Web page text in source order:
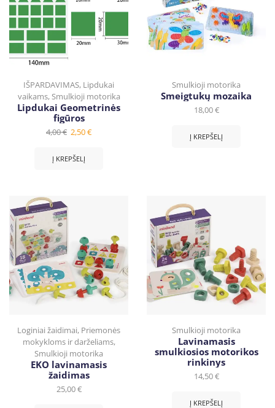
IŠPARDAVIMAS, Lipdukai
vaikams,Smulkioji motorika
Lipdukai Geometrinės
figūros
4,00€ 2,50€
Į KREPŠELĮ
Smulkioji motorika
Smeigtukų mozaika
18,00€
Į KREPŠELĮ
Loginiai žaidimai, Priemonės
mokykloms ir darželiams,
Smulkioji motorika
EKO lavinamasis
žaidimas
25,00€
Smulkioji motorika
Lavinamasis
smulkiosios motorikos
rinkinys
14,50€
Į KREPŠELĮ